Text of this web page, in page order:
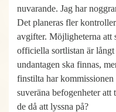
nuvarande. Jag har
Det planeras fler
avgifter. Möjligheterna att
officiella sortlistan är
undantagen ska finnas,
finstilta har
suveräna befogenheter
de då att lyssna på?